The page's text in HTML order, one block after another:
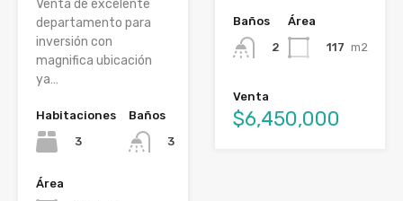
Venta de excelente
departamento para
inversión con
magnifica ubicación
ya…
Habitaciones
3
Baños
3
Área
Baños
2
Área
117 m2
Venta
$6,450,000